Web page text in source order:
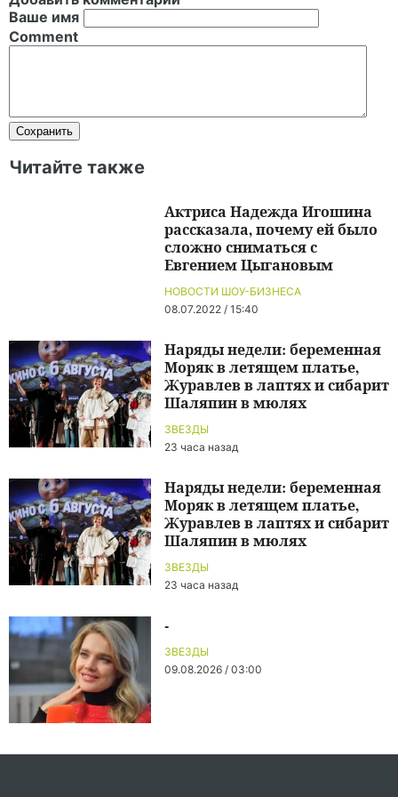
Ваше имя
Comment
Читайте также
НОВОСТИ ШОУ-БИЗНЕСА
08.07.2022 / 15:40
Актриса Надежда Игошина
рассказала, почему ей было
сложно сниматься с
Евгением Цыгановым
ЗВЕЗДЫ
23 часа назад
Наряды недели: беременная
Моряк в летящем платье,
Журавлев в лаптях и сибарит
Шаляпин в мюлях
ЗВЕЗДЫ
23 часа назад
Наряды недели: беременная
Моряк в летящем платье,
Журавлев в лаптях и сибарит
Шаляпин в мюлях
ЗВЕЗДЫ
09.08.2026 / 03:00
-